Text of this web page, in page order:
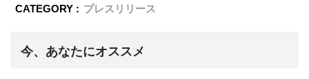
CATEGORY : プレスリリース
今、あなたにオススメ